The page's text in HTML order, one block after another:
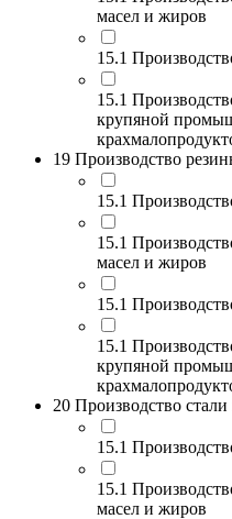
масел и жиров
15.1
15.1
крупяной
19 Производство
15.1
15.1
масел и жиров
15.1
15.1
крупяной
20 Производство
15.1
15.1
масел и жиров